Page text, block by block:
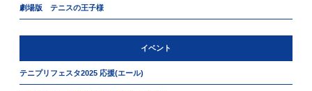
劇場版 テニスの王子様
イベント
テニプリフェスタ2025 応援(エール)